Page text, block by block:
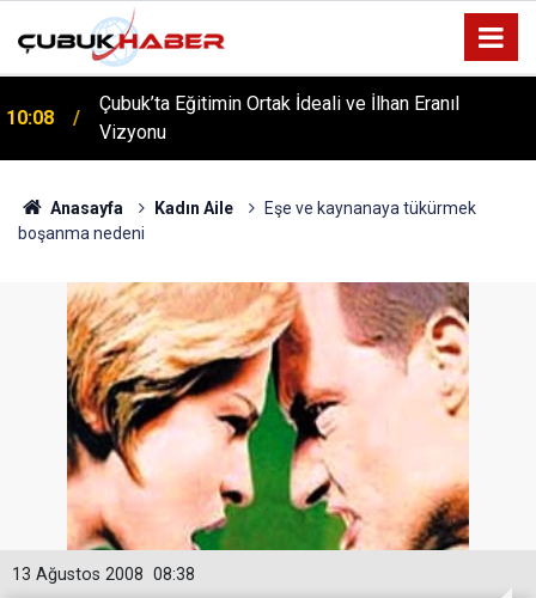
10:08
Çubuk’ta Eğitimin Ortak İdeali ve İlhan Eranıl
Vizyonu
Anasayfa Kadın Aile
Eşe ve kaynanaya tükürmek
boşanma nedeni
08:38
13 Ağustos 2008